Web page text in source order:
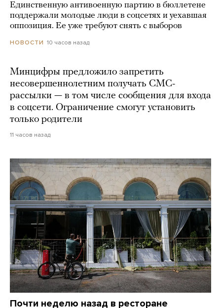
Единственную антивоенную партию в бюллетене
поддержали молодые люди в соцсетях и уехавшая
оппозиция. Ее уже требуют снять с выборов
НОВОСТИ 10 часов назад
Минцифры предложило запретить
несовершеннолетним получать СМС-
рассылки — в том числе сообщения для входа
в соцсети. Ограничение смогут установить
только родители
11 часов назад
Почти неделю назад в ресторане